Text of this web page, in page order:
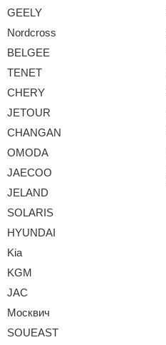
GEELY
Nordcross
BELGEE
TENET
CHERY
JETOUR
CHANGAN
OMODA
JAECOO
JELAND
SOLARIS
HYUNDAI
Kia
KGM
JAC
Москвич
SOUEAST